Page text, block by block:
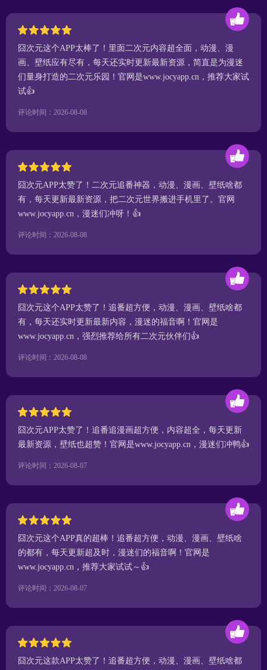
囧次元这个APP太棒了！里面二次元内容超全面，动漫、漫
画、壁纸应有尽有，每天还实时更新最新资源，简直是为漫迷
们量身打造的二次元乐园！官网是www.jocyapp.cn，推荐大家试
试👍
评论时间：2026-08-08
囧次元APP太赞了！二次元追番神器，动漫、漫画、壁纸啥都
有，每天更新最新资源，把二次元世界搬进手机里了。官网
www.jocyapp.cn，漫迷们冲呀！👍
评论时间：2026-08-08
囧次元这个APP太赞了！追番超方便，动漫、漫画、壁纸啥都
有，每天还实时更新最新内容，漫迷的福音啊！官网是
www.jocyapp.cn，强烈推荐给所有二次元伙伴们👍
评论时间：2026-08-08
囧次元APP太赞了！追番追漫画超方便，内容超全，每天更新
最新资源，壁纸也超赞！官网是www.jocyapp.cn，漫迷们冲鸭👍
评论时间：2026-08-07
囧次元这个APP真的超棒！追番超方便，动漫、漫画、壁纸啥
的都有，每天更新超及时，漫迷们的福音啊！官网是
www.jocyapp.cn，推荐大家试试～👍
评论时间：2026-08-07
囧次元这款APP太赞了！追番超方便，动漫、漫画、壁纸啥都